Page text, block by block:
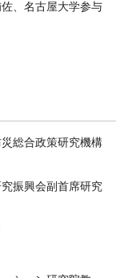
、名古屋大学参与
総合政策研究機構
振興会副首席研究